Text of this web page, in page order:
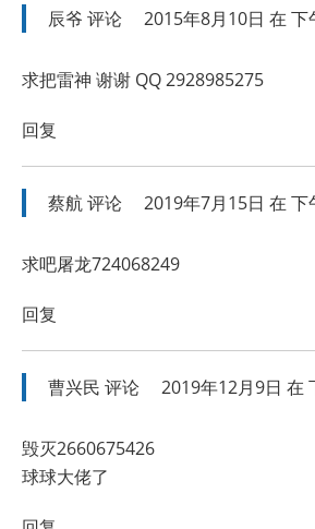
辰爷 评论 2015年8月10日 在 下
求把雷神 谢谢 QQ 2928985275
回复
蔡航评论 2019年7月15日 在 下
求吧屠龙724068249
回复
曹兴民 评论 2019年12月9日 在
毁灭2660675426
球球大佬了